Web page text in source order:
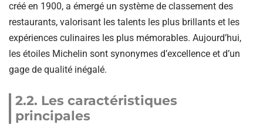
créé en 1900, a émergé un système de classement des
restaurants, valorisant les talents les plus brillants et les
expériences culinaires les plus mémorables. Aujourd’hui,
les étoiles Michelin sont synonymes d’excellence et d’un
gage de qualité inégalé.
2.2. Les caractéristiques
principales